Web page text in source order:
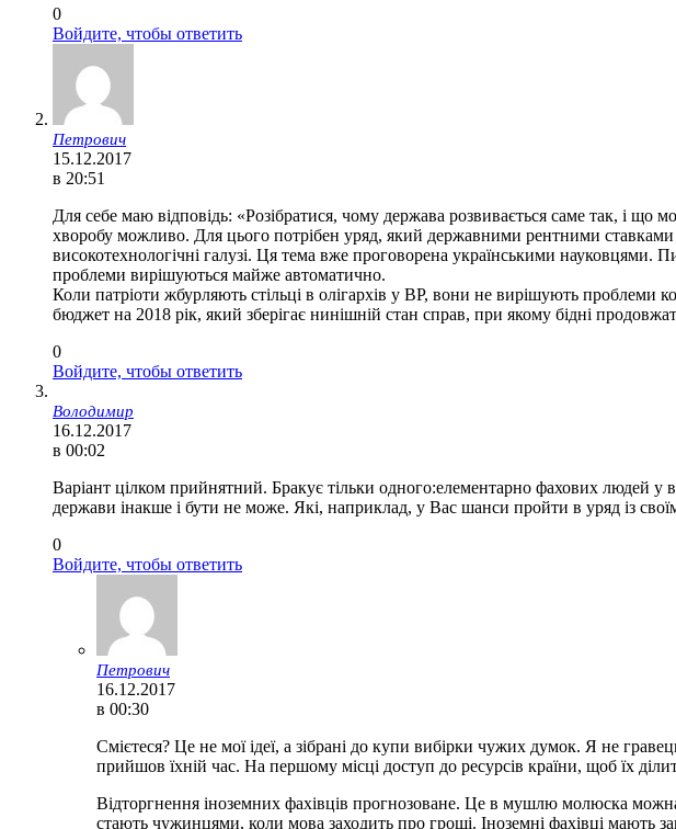
0
Войдите, чтобы ответить
Петрович
15.12.2017
в 20:51
Для себе маю відповідь: «Розібратися, чому держава розвивається саме так, і
хворобу можливо. Для цього потрібен уряд, який державними рентними ставками
високотехнологічні галузі. Ця тема вже проговорена українськими науковцями.
проблеми вирішуються майже автоматично.
Коли патріоти жбурляють стільці в олігархів у ВР, вони не вирішують проблеми
бюджет на 2018 рік, який зберігає нинішній стан справ, при якому бідні
0
Войдите, чтобы ответить
Володимир
16.12.2017
в 00:02
Варіант цілком прийнятний. Бракує тільки одного:елементарно фахових людей у
держави інакше і бути не може. Які, наприклад, у Вас шанси пройти в уряд із
0
Войдите, чтобы ответить
Петрович
16.12.2017
в 00:30
Смієтеся? Це не мої ідеї, а зібрані до купи вибірки чужих думок. Я не
прийшов їхній час. На першому місці доступ до ресурсів країни, щоб їх
Відторгнення іноземних фахівців прогнозоване. Це в мушлю молюска
стають чужинцями, коли мова заходить про гроші. Іноземні фахівці